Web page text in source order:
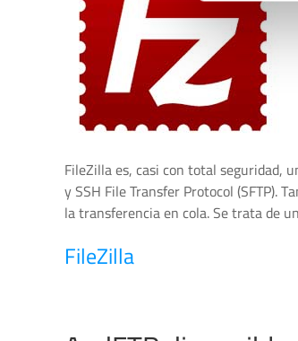
FileZilla es, casi con total seguridad,
y SSH File Transfer Protocol (SFTP).
la transferencia en cola. Se trata de
FileZilla